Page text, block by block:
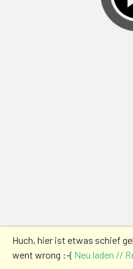
Huch, hier ist etwas schief
went wrong :-( Neu laden //